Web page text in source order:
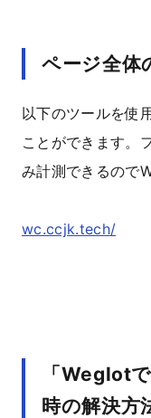
ページ全体
以下のツールを使
ことができます。
み計測できるので
wc.ccjk.tech/
「Weglot
時の解決方